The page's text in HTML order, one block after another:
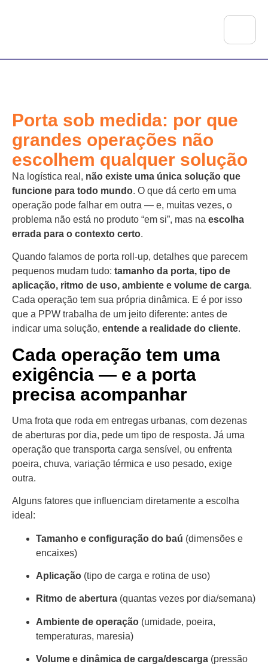
Porta sob medida: por que
grandes operações não
escolhem qualquer solução
Na logística real, não existe uma única solução que
funcione para todo mundo. O que dá certo em uma
operação pode falhar em outra — e, muitas vezes, o
problema não está no produto “em si”, mas na escolha
errada para o contexto certo.
Quando falamos de porta roll-up, detalhes que parecem
pequenos mudam tudo: tamanho da porta, tipo de
aplicação, ritmo de uso, ambiente e volume de carga.
Cada operação tem sua própria dinâmica. E é por isso
que a PPW trabalha de um jeito diferente: antes de
indicar uma solução, entende a realidade do cliente.
Cada operação tem uma
exigência — e a porta
precisa acompanhar
Uma frota que roda em entregas urbanas, com dezenas
de aberturas por dia, pede um tipo de resposta. Já uma
operação que transporta carga sensível, ou enfrenta
poeira, chuva, variação térmica e uso pesado, exige
outra.
Alguns fatores que influenciam diretamente a escolha
ideal:
Tamanho e configuração do baú (dimensões e
encaixes)
Aplicação (tipo de carga e rotina de uso)
Ritmo de abertura (quantas vezes por dia/semana)
Ambiente de operação (umidade, poeira,
temperaturas, maresia)
Volume e dinâmica de carga/descarga (pressão